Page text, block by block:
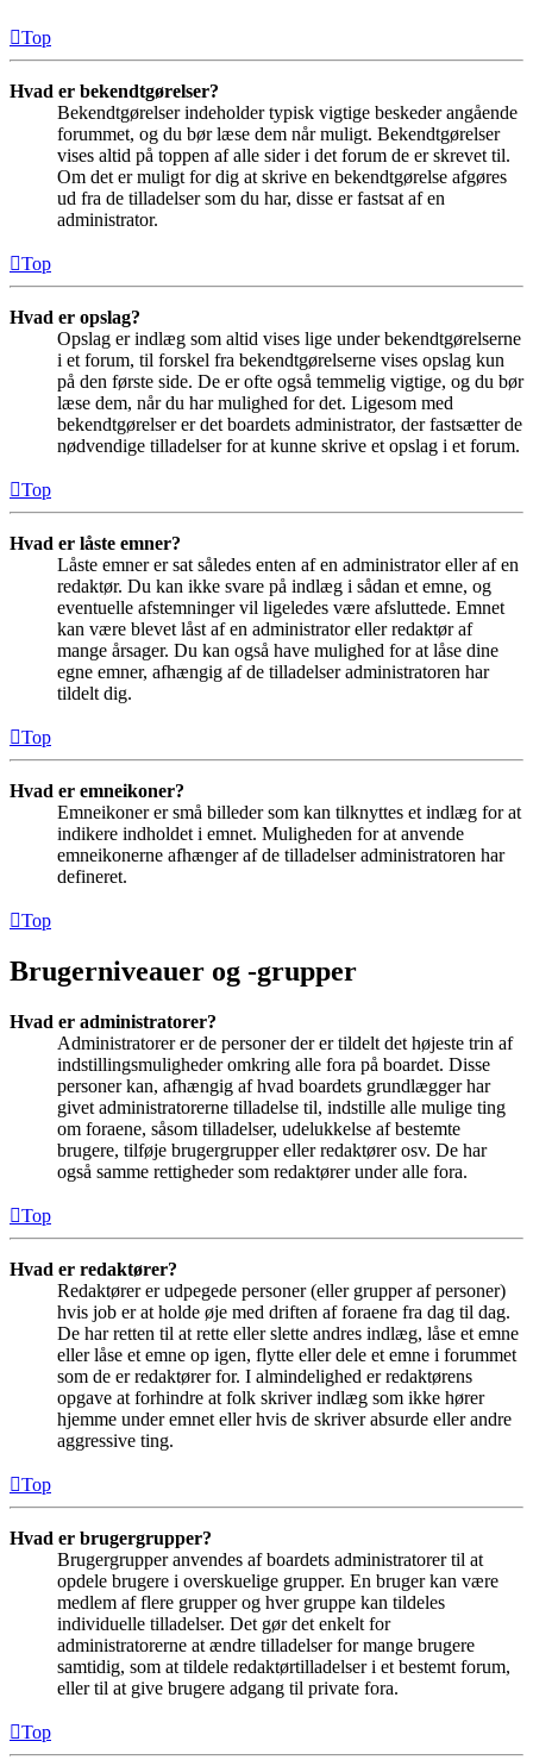
Top
Hvad er bekendtgørelser?
Bekendtgørelser indeholder typisk vigtige beskeder angående
forummet, og du bør læse dem når muligt. Bekendtgørelser
vises altid på toppen af alle sider i det forum de er skrevet til.
Om det er muligt for dig at skrive en bekendtgørelse afgøres
ud fra de tilladelser som du har, disse er fastsat af en
administrator.
Top
Hvad er opslag?
Opslag er indlæg som altid vises lige under bekendtgørelserne
i et forum, til forskel fra bekendtgørelserne vises opslag kun
på den første side. De er ofte også temmelig vigtige, og du bør
læse dem, når du har mulighed for det. Ligesom med
bekendtgørelser er det boardets administrator, der fastsætter de
nødvendige tilladelser for at kunne skrive et opslag i et forum.
Top
Hvad er låste emner?
Låste emner er sat således enten af en administrator eller af en
redaktør. Du kan ikke svare på indlæg i sådan et emne, og
eventuelle afstemninger vil ligeledes være afsluttede. Emnet
kan være blevet låst af en administrator eller redaktør af
mange årsager. Du kan også have mulighed for at låse dine
egne emner, afhængig af de tilladelser administratoren har
tildelt dig.
Top
Hvad er emneikoner?
Emneikoner er små billeder som kan tilknyttes et indlæg for at
indikere indholdet i emnet. Muligheden for at anvende
emneikonerne afhænger af de tilladelser administratoren har
defineret.
Top
Brugerniveauer og -grupper
Hvad er administratorer?
Administratorer er de personer der er tildelt det højeste trin af
indstillingsmuligheder omkring alle fora på boardet. Disse
personer kan, afhængig af hvad boardets grundlægger har
givet administratorerne tilladelse til, indstille alle mulige ting
om foraene, såsom tilladelser, udelukkelse af bestemte
brugere, tilføje brugergrupper eller redaktører osv. De har
også samme rettigheder som redaktører under alle fora.
Top
Hvad er redaktører?
Redaktører er udpegede personer (eller grupper af personer)
hvis job er at holde øje med driften af foraene fra dag til dag.
De har retten til at rette eller slette andres indlæg, låse et emne
eller låse et emne op igen, flytte eller dele et emne i forummet
som de er redaktører for. I almindelighed er redaktørens
opgave at forhindre at folk skriver indlæg som ikke hører
hjemme under emnet eller hvis de skriver absurde eller andre
aggressive ting.
Top
Hvad er brugergrupper?
Brugergrupper anvendes af boardets administratorer til at
opdele brugere i overskuelige grupper. En bruger kan være
medlem af flere grupper og hver gruppe kan tildeles
individuelle tilladelser. Det gør det enkelt for
administratorerne at ændre tilladelser for mange brugere
samtidig, som at tildele redaktørtilladelser i et bestemt forum,
eller til at give brugere adgang til private fora.
Top